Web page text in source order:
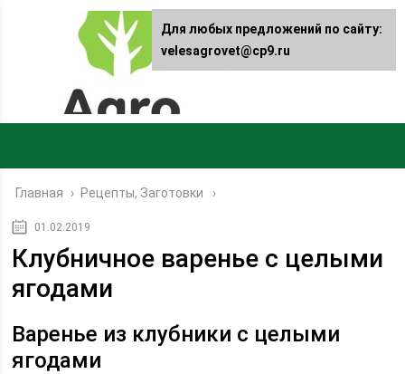
Главная › Рецепты, Заготовки
01.02.2019
Клубничное варенье с целыми
ягодами
Варенье из клубники с целыми
ягодами
Для любых предложений по сайту:
velesagrovet@cp9.ru